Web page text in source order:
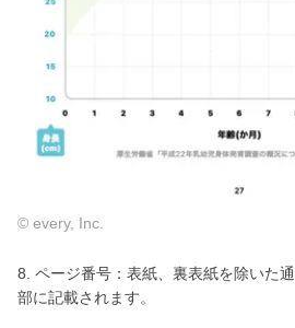
© every, Inc.
8. ページ番号：表紙、裏表紙を除いた
部に記載されます。